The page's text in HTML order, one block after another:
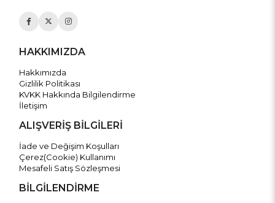
HAKKIMIZDA
Hakkımızda
Gizlilik Politikası
KVKK Hakkında Bilgilendirme
İletişim
ALIŞVERİŞ BİLGİLERİ
İade ve Değişim Koşulları
Çerez(Cookie) Kullanımı
Mesafeli Satış Sözleşmesi
BİLGİLENDİRME